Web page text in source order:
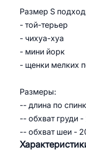
Размер S
- той-терьер
- чихуа-хуа
- мини йорк
- щенки мелких
Размеры:
-- длина по
-- обхват груди
-- обхват шеи -